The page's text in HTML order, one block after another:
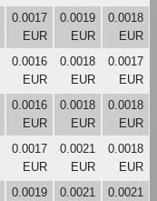
0.0017
EUR
0.0019
EUR
0.0018
EUR
0.0016
EUR
0.0018
EUR
0.0017
EUR
0.0016
EUR
0.0018
EUR
0.0018
EUR
0.0017
EUR
0.0021
EUR
0.0018
EUR
0.0019
0.0021
0.0021